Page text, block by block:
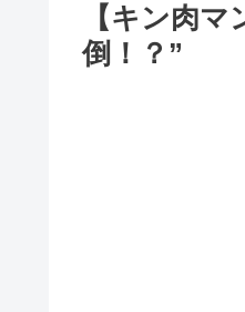
【キン肉
倒！？”